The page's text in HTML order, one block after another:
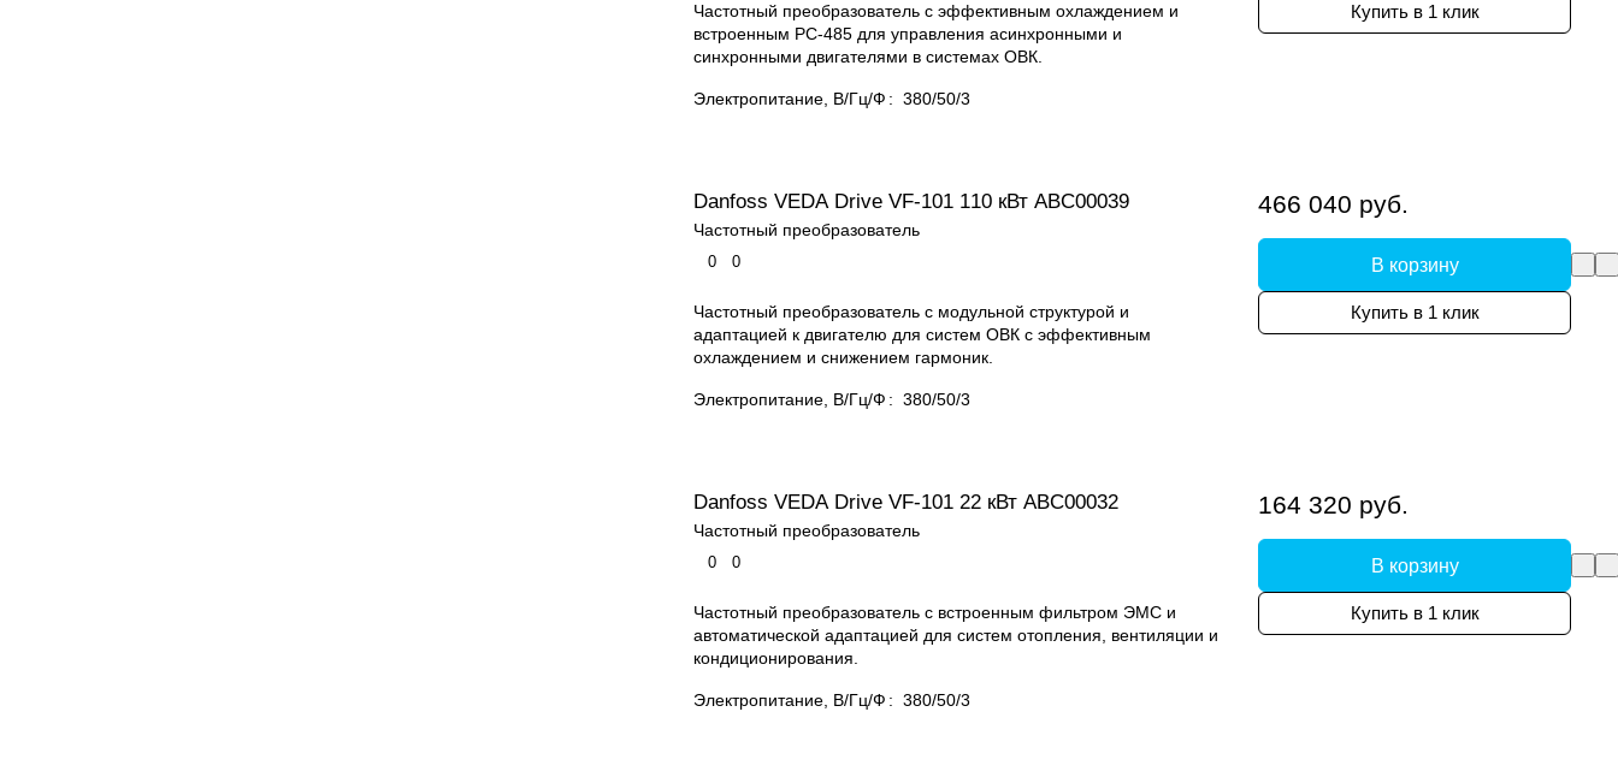
Частотный преобразователь с эффективным охлаждением и
встроенным РС-485 для управления асинхронными и
синхронными двигателями в системах ОВК.
Электропитание, В/Гц/Ф : 380/50/3
Купить в 1 клик
Danfoss VEDA Drive VF-101 110 кВт ABC00039
Частотный преобразователь
0 0
Частотный преобразователь с модульной структурой и
адаптацией к двигателю для систем ОВК с эффективным
охлаждением и снижением гармоник.
Электропитание, В/Гц/Ф : 380/50/3
466 040 руб.
В корзину
Купить в 1 клик
Danfoss VEDA Drive VF-101 22 кВт ABС00032
Частотный преобразователь
0 0
Частотный преобразователь с встроенным фильтром ЭМС и
автоматической адаптацией для систем отопления, вентиляции и
кондиционирования.
Электропитание, В/Гц/Ф : 380/50/3
164 320 руб.
В корзину
Купить в 1 клик